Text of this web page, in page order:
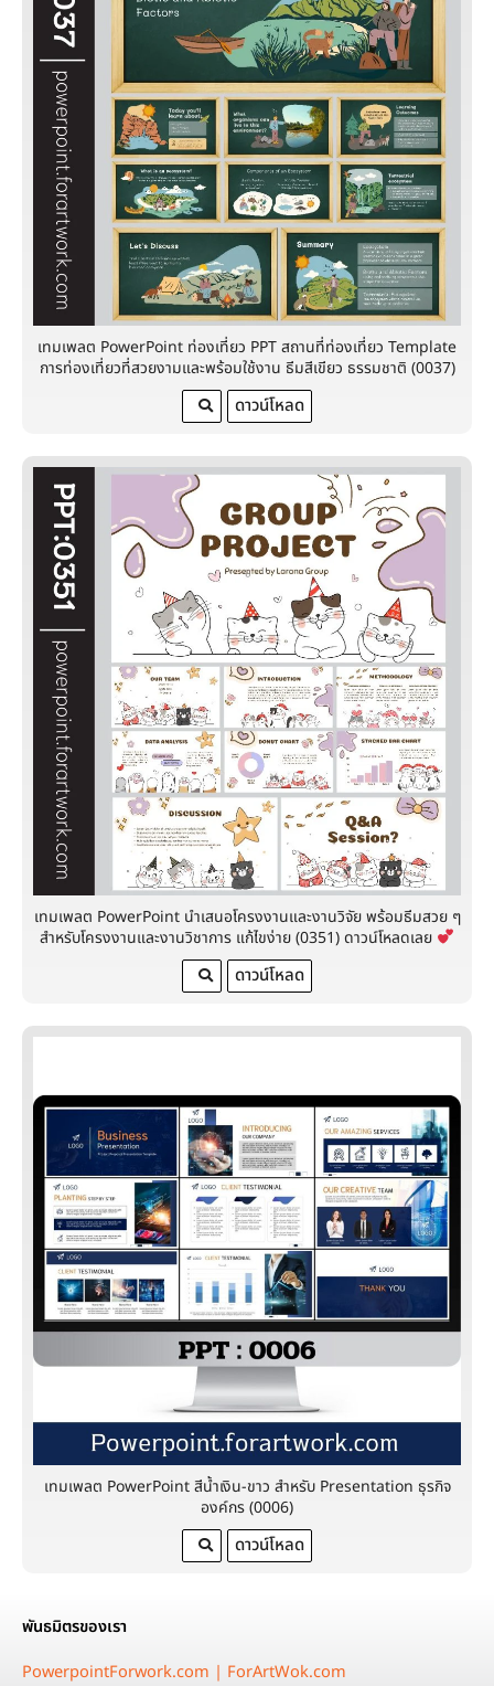
เทมเพลต PowerPoint ท่องเที่ยว PPT สถานที่ท่องเที่ยว Template
การท่องเที่ยวที่สวยงามและพร้อมใช้งาน ธีมสีเขียว ธรรมชาติ (0037)
ดาวน์โหลด
เทมเพลต PowerPoint นำเสนอโครงงานและงานวิจัย พร้อมธีมสวย ๆ
สำหรับโครงงานและงานวิชาการ แก้ไขง่าย (0351) ดาวน์โหลดเลย
ดาวน์โหลด
เทมเพลต PowerPoint สีน้ำเงิน-ขาว สำหรับ Presentation ธุรกิจ
องค์กร (0006)
ดาวน์โหลด
พันธมิตรของเรา
PowerpointForwork.com | ForArtWok.com